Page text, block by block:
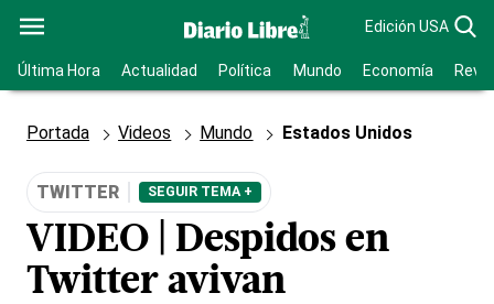
Edición USA
Última Hora Actualidad Política Mundo Economía
Portada Videos Mundo Estados Unidos
TWITTER SEGUIR TEMA +
VIDEO | Despidos en
Twitter avivan